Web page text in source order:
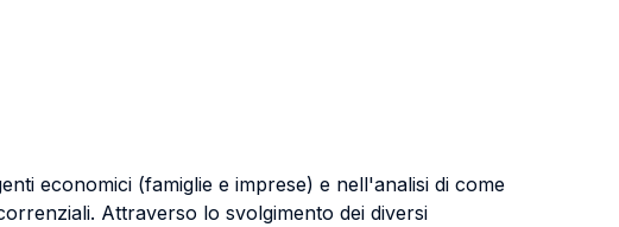
economici (famiglie e imprese) e nell'analisi di come
Attraverso lo svolgimento dei diversi